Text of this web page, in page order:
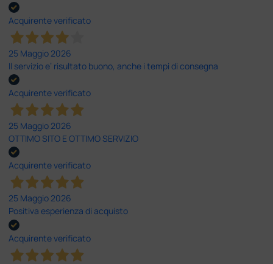
Acquirente verificato
25 Maggio 2026
Il servizio e’ risultato buono, anche i tempi di consegna
Acquirente verificato
25 Maggio 2026
OTTIMO SITO E OTTIMO SERVIZIO
Acquirente verificato
25 Maggio 2026
Positiva esperienza di acquisto
Acquirente verificato